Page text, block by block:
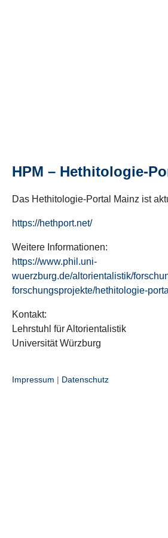
HPM – Hethitologie-
Das Hethitologie-Portal Mainz ist
https://hethport.net/
Weitere Informationen:
https://www.phil.uni-
wuerzburg.de/altorientalistik/
forschungsprojekte/hethitologie-
Kontakt:
Lehrstuhl für Altorientalistik
Universität Würzburg
Impressum | Datenschutz